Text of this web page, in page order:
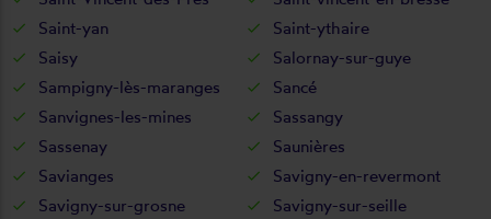
Saint-yan
Saint-ythaire
Saisy
Salornay-sur-guye
Sampigny-lès-maranges
Sancé
Sanvignes-les-mines
Sassangy
Sassenay
Saunières
Savianges
Savigny-en-revermont
Savigny-sur-grosne
Savigny-sur-seille